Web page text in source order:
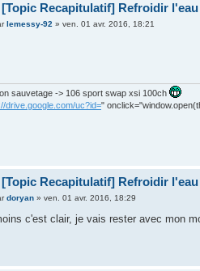
[Topic Recapitulatif] Refroidir
lemessy-92 » ven. 01 avr. 2016, 18:21
sauvetage -> 106 sport swap xsi 100ch
drive.google.com/uc?id="
[Topic Recapitulatif] Refroidir
doryan» ven. 01 avr. 2016, 18:29
c'est clair, je vais rester avec mon